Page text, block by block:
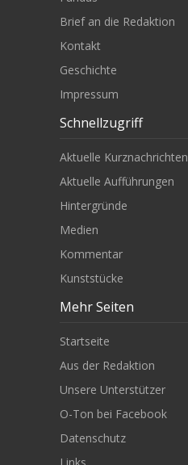
Brief an die Redaktion
Kontakt
Geschichte
Impressum
Schnellzugriff
Aktuelle Kurznachrichten
Aktuelle Aufführungen
Hintergründe
Medien
Kommentar
Kunststücke
Mehr Seiten
Startseite
Aus der Redaktion
Unsere Unterstützer
O-Ton bei Facebook
Datenschutz